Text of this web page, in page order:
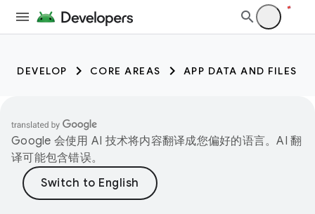
DEVELOP CORE AREAS APP DATA AND FILES
Google 会使用 AI 技术将内容翻译成您偏好的语言。AI 翻
译可能包含错误。